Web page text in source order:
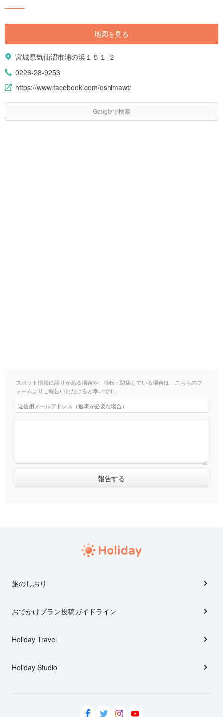
地図を見る
宮城県気仙沼市浦の浜１５１-２
0226-28-9253
https://www.facebook.com/oshimawt/
Googleで検索
スポット情報に誤りがある場合や、移転・閉店している場合は、こちらのフ
ォームよりご報告いただけると幸いです。
旅のしおり
おでかけプラン投稿ガイドライン
Holiday Travel
Holiday Studio